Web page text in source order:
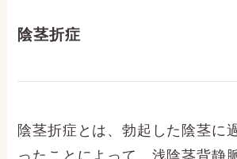
陰茎折症
陰茎折症とは、勃起した陰茎に